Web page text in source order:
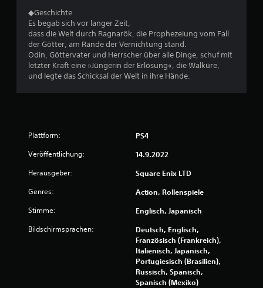
4
v
o
n
n
e
◆Geschichte
Es begab sich vor langer Zeit,
dass die Welt durch Ragnarök, die Prophezeiung vom Fall
der Götter, am Rande der Vernichtung stand.
Odin, Göttervater und Herrscher über alle Dinge, schuf mit
letzter Kraft eine »Jüngerin der Erlösung«, die Walküre,
und legte das Schicksal der Welt in ihre Hände.
Plattform: PS4
Veröffentlichung: 14.9.2022
Herausgeber: Square Enix LTD
Genres: Action, Rollenspiele
Stimme: Englisch, Japanisch
Bildschirmsprachen:
Deutsch, Englisch,
Französisch (Frankreich),
Italienisch, Japanisch,
Portugiesisch (Brasilien),
Russisch, Spanisch,
Spanisch (Mexiko)